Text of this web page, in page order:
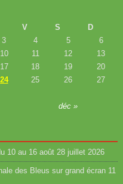
V S D
déc »
3 4 5
6
10 11 12
13
17 18 19
20
24 25 26
27
10 au 16 août 28 juillet 2026
des Bleus sur grand écran 11